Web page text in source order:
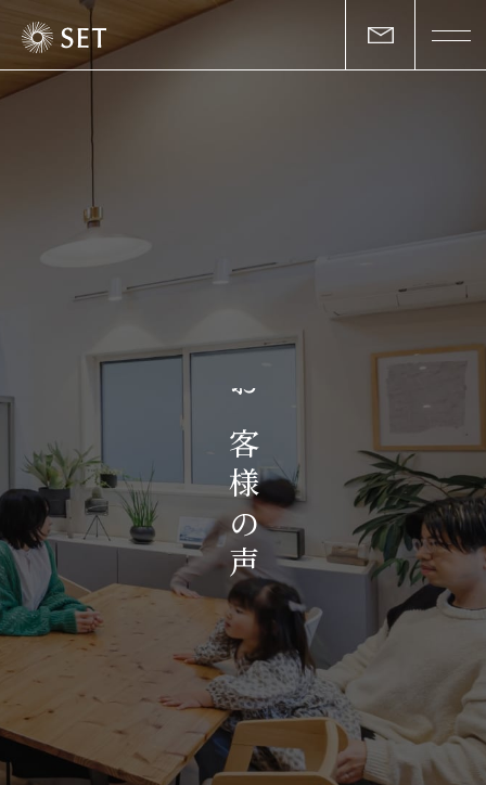
お
客
様
の
声
物件一覧
お客様の声
お知らせ・イベント
会社概要・アクセス
スタッフ紹介
プライバシーポリシー